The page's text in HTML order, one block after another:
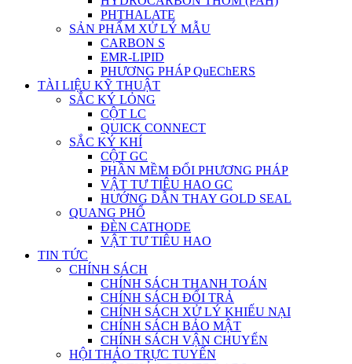
PHTHALATE
SẢN PHẨM XỬ LÝ MẪU
CARBON S
EMR-LIPID
PHƯƠNG PHÁP QuEChERS
TÀI LIỆU KỸ THUẬT
SẮC KÝ LỎNG
CỘT LC
QUICK CONNECT
SẮC KÝ KHÍ
CỘT GC
PHẦN MỀM ĐỔI PHƯƠNG PHÁP
VẬT TƯ TIÊU HAO GC
HƯỚNG DẪN THAY GOLD SEAL
QUANG PHỔ
ĐÈN CATHODE
VẬT TƯ TIÊU HAO
TIN TỨC
CHÍNH SÁCH
CHÍNH SÁCH THANH TOÁN
CHÍNH SÁCH ĐỔI TRẢ
CHÍNH SÁCH XỬ LÝ KHIẾU NẠI
CHÍNH SÁCH BẢO MẬT
CHÍNH SÁCH VẬN CHUYỂN
HỘI THẢO TRỰC TUYẾN